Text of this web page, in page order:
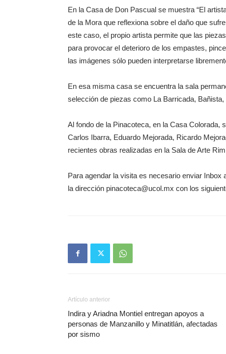
En la Casa de Don Pascual se muestra “El
de la Mora que reflexiona sobre el daño que
este caso, el propio artista permite que las
para provocar el deterioro de los empastes,
las imágenes sólo pueden interpretarse
En esa misma casa se encuentra la sala
selección de piezas como La Barricada,
Al fondo de la Pinacoteca, en la Casa Colorada,
Carlos Ibarra, Eduardo Mejorada, Ricardo
recientes obras realizadas en la Sala de Arte
Para agendar la visita es necesario enviar
la dirección pinacoteca@ucol.mx con los
Artículo anterior
Indira y Ariadna Montiel entregan apoyos a
personas de Manzanillo y Minatitlán, afectadas
por sismo